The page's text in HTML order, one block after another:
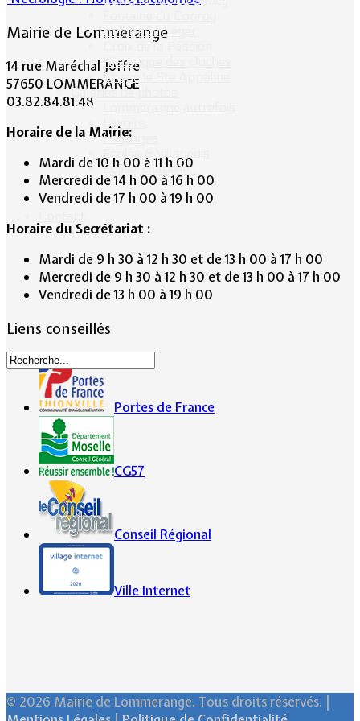
L'église St Léger
Croix de la Passion
Historique des cloches
Chapelle Ste Appoline
Galeries de photos
Lavoirs
Paysages
Écoles & Villageois
Église, chapelle...
Mairie de Lommerange
14 rue Maréchal Joffre
57650 LOMMERANGE
03.82.84.81.48
Horaire de la Mairie:
Mardi de 10 h 00 à 11 h 00
Mercredi de 14 h 00 à 16 h 00
Vendredi de 17 h 00 à 19 h 00
Horaire du Secrétariat :
Mardi de 9 h 30 à 12 h 30 et de 13 h 00 à 17 h 00
Mercredi de 9 h 30 à 12 h 30 et de 13 h 00 à 17 h 00
Vendredi de 13 h 00 à 19 h 00
Liens conseillés
Portes de France
CG57
Conseil Régional
Ville Internet
© 2026 Mairie de Lommerange. Tous droits réservés. |